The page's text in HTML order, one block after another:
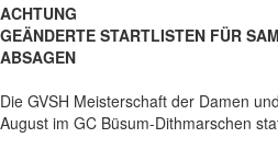
ACHTUNG
GEÄNDERTE STARTLISTEN FÜR
ABSAGEN
Die GVSH Meisterschaft der Damen
August im GC Büsum-Dithmarschen